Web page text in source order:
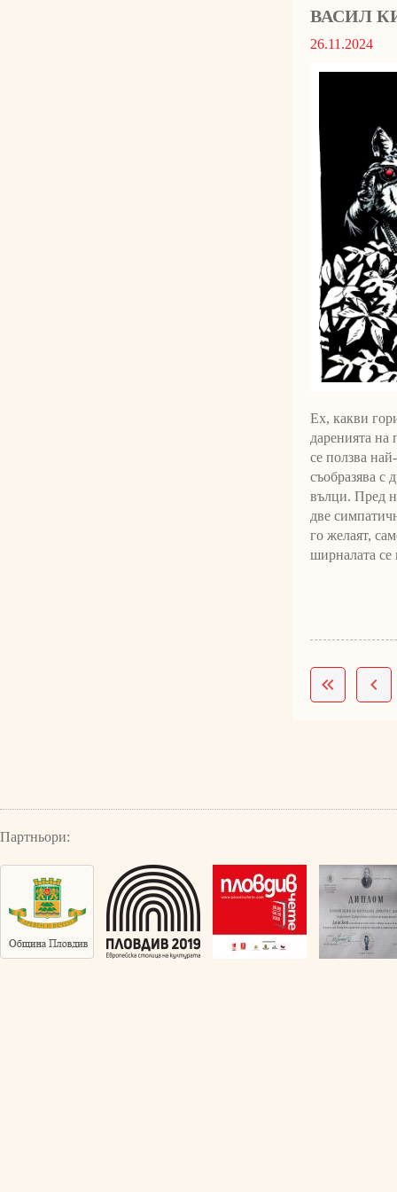
ВАСИЛ
26.11.2024
Ех, какви
даренията
се ползва
съобразява с
вълци. Пред
две
го желаят,
ширналата се
Партньори: